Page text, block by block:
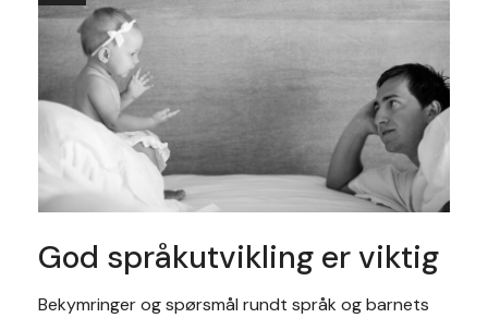
God språkutvikling er viktig
Bekymringer og spørsmål rundt språk og barnets